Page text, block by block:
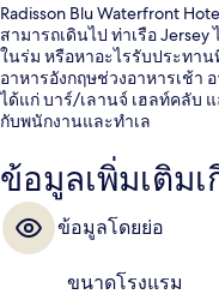
Radisson Blu Waterfront
สามารถเดินไป ท่าเรือ
ในร่ม หรือหาอะไรรับประทาน
อาหารอังกฤษช่วงอาหารเช้า
ได้แก่ บาร์/เลานจ์ เฮลท์คลับ
กับพนักงานและทำเล
ข้อมูลเพิ่มเติม
ข้อมูลโดยย่อ
ขนาดโรงแรม